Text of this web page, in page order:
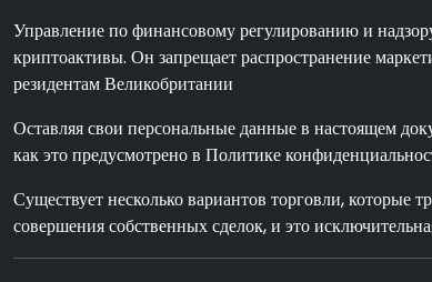
Управление по финансовому регулированию и
криптоактивы. Он запрещает распространение
резидентам Великобритании
Оставляя свои персональные данные в настоящем
как это предусмотрено в Политике
Существует несколько вариантов торговли,
совершения собственных сделок, и это